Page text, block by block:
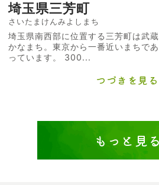
埼玉県三芳町
さいたまけんみよしまち
埼玉県南西部に位置する三芳町は武
かなまち。東京から一番近いまちで
っています。 300...
つづきを見る
もっと見る